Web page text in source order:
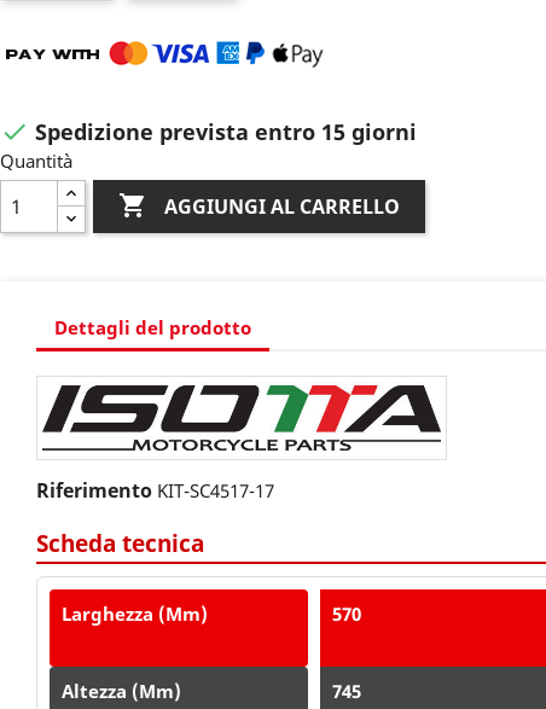
 Spedizione prevista entro 15 giorni
Quantità
 AGGIUNGI AL CARRELLO
Dettagli del prodotto
Riferimento KIT-SC4517-17
Scheda tecnica
Larghezza (mm) 570
Altezza (mm) 745